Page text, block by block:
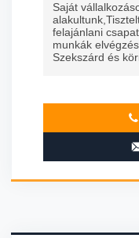
Saját
felajánlani
munkák
Szekszárd és